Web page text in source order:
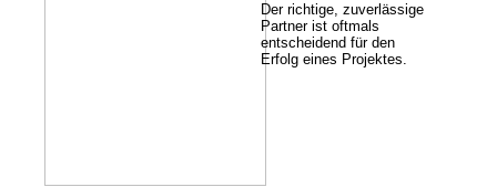
Der richtige, zuverlässige
Partner ist oftmals
entscheidend für den
Erfolg eines Projektes.